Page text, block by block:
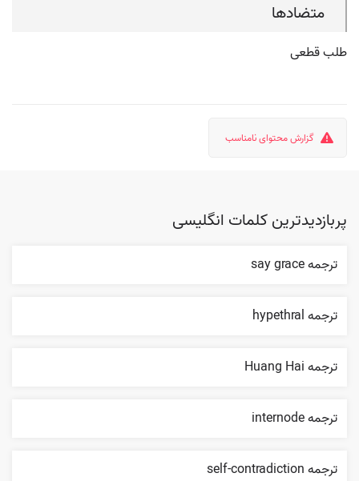
متضادها
طلب قطعی
گزارش محتوای نامناسب
پربازدیدترین کلمات انگلیسی
ترجمه say grace
ترجمه hypethral
ترجمه Huang Hai
ترجمه internode
ترجمه self-contradiction